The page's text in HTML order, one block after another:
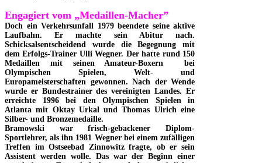
Engagiert vom „Medaillen-Macher”
Doch ein Verkehrsunfall 1979 beendete seine aktive
Laufbahn. Er machte sein Abitur nach.
Schicksalsentscheidend wurde die Begegnung mit
dem Erfolgs-Trainer Ulli Wegner. Der hatte rund 150
Medaillen mit seinen Amateur-Boxern bei
Olympischen Spielen, Welt- und
Europameisterschaften gewonnen. Nach der Wende
wurde er Bundestrainer des vereinigten Landes. Er
erreichte 1996 bei den Olympischen Spielen in
Atlanta mit Oktay Urkal und Thomas Ulrich eine
Silber- und Bronzemedaille.
Bramowski war frisch-gebackener Diplom-
Sportlehrer, als ihn 1981 Wegner bei einem zufälligen
Treffen im Ostseebad Zinnowitz fragte, ob er sein
Assistent werden wolle. Das war der Beginn einer